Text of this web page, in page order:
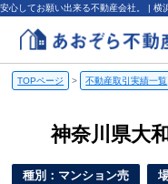
安心してお願い出来る不動産会社。 | 横
TOPページ > 不動産取引実績一覧
神奈川県大
種別：マンション売